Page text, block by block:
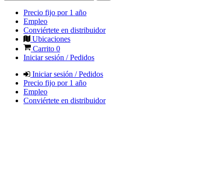
Precio fijo por 1 año
Empleo
Conviértete en distribuidor
Ubicaciones
Carrito 0
Iniciar sesión / Pedidos
Iniciar sesión / Pedidos
Precio fijo por 1 año
Empleo
Conviértete en distribuidor